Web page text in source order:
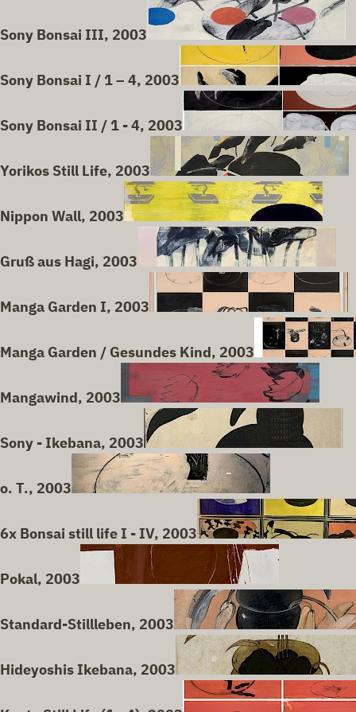
Sony Bonsai III, 2003
Sony Bonsai I / 1 – 4, 2003
Sony Bonsai II / 1 - 4, 2003
Yorikos Still Life, 2003
Nippon Wall, 2003
Gruß aus Hagi, 2003
Manga Garden I, 2003
Manga Garden / Gesundes Kind, 2003
Mangawind, 2003
Sony - Ikebana, 2003
o. T., 2003
6x Bonsai still life I - IV, 2003
Pokal, 2003
Standard-Stillleben, 2003
Hideyoshis Ikebana, 2003